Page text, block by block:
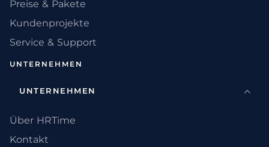
Preise & Pakete
Kundenprojekte
Service & Support
UNTERNEHMEN
UNTERNEHMEN
Über HRTime
Kontakt